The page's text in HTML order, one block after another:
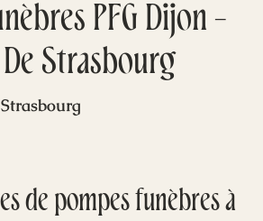
dernières volontésPFG Dijon -
Strasbourg
de pompes funèbres à